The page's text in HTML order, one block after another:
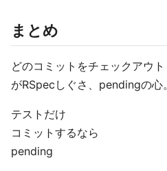
まとめ
どのコミットをチェックアウ
がRSpecしぐさ、pendingの心。
テストだけ
コミットするなら
pending